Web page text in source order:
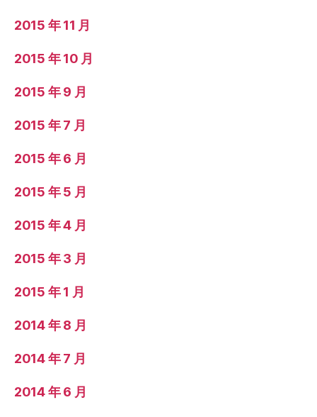
2015 年 11 月
2015 年 10 月
2015 年 9 月
2015 年 7 月
2015 年 6 月
2015 年 5 月
2015 年 4 月
2015 年 3 月
2015 年 1 月
2014 年 8 月
2014 年 7 月
2014 年 6 月